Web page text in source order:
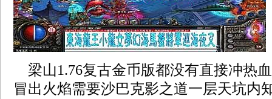
梁山1.76复古金币版都没有直接冲热
冒出火焰需要沙巴克影之道一层天坑内